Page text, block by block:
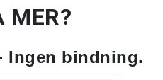
MER?
Ingen bindning.